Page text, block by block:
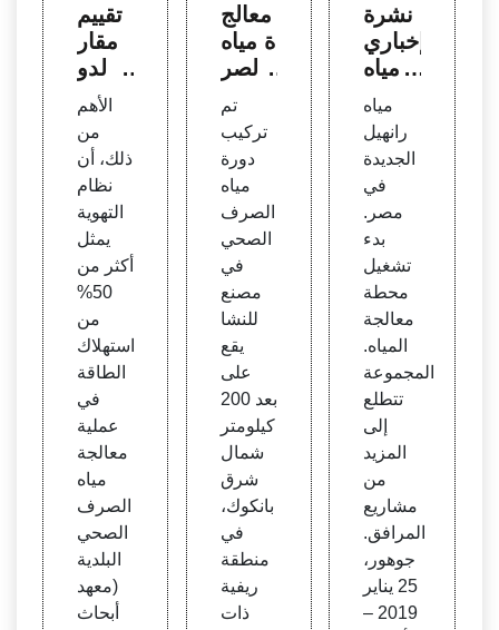
تقييم
مقار
ن لدو
رة حيا
ة البل
ديات
الأهم
من
ذلك، أن
نظام
التهوية
يمثل
أكثر من
50%
من
استهلاك
الطاقة
في
عملية
معالجة
مياه
الصرف
الصحي
البلدية
(معهد
أبحاث
معالج
ة مياه
الصر
صحي
بإنتاج
الغاز ا
لحيو
ي، م
صر
تم
تركيب
دورة
مياه
الصرف
الصحي
في
مصنع
للنشا
يقع
على
بعد 200
كيلومتر
شمال
شرق
بانكوك،
في
منطقة
ريفية
ذات
نشرة
إخباري
ةمياه
استص
لاح را
نهيل ا
لجديد
ة في
مصر
مياه
رانهيل
الجديدة
في
مصر.
بدء
تشغيل
محطة
معالجة
المياه.
المجموعة
تتطلع
إلى
المزيد
من
مشاريع
المرافق.
جوهور،
25 يناير
2019 –